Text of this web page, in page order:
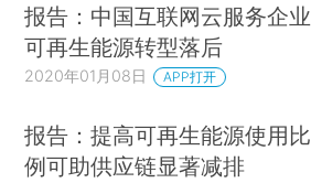
报告：中国互联网云服务企业
可再生能源转型落后
2020年01月08日 APP打开
报告：提高可再生能源使用比
例可助供应链显著减排